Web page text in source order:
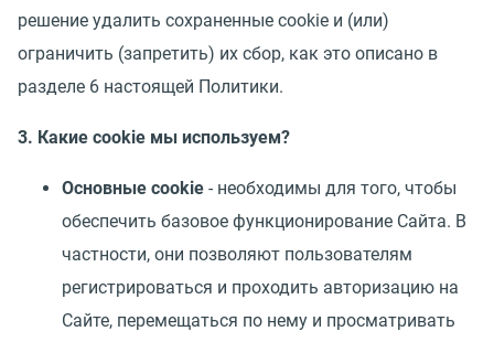
решение удалить сохраненные cookie и (или)
ограничить (запретить) их сбор, как это описано в
разделе 6 настоящей Политики.
3. Какие cookie мы используем?
Основные cookie - необходимы для того, чтобы
обеспечить базовое функционирование Сайта. В
частности, они позволяют пользователям
регистрироваться и проходить авторизацию на
Сайте, перемещаться по нему и просматривать